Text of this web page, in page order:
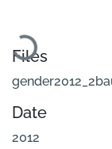
Loading...
Files
Date
2012